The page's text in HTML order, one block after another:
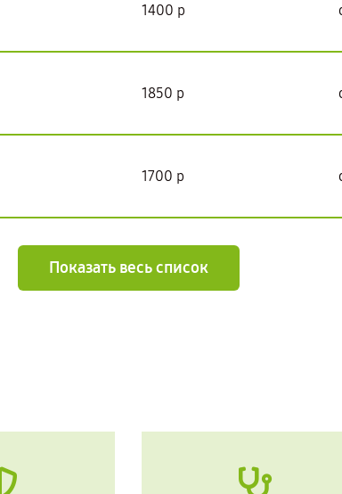
1400 р
1850 р
1700 р
Показать весь список